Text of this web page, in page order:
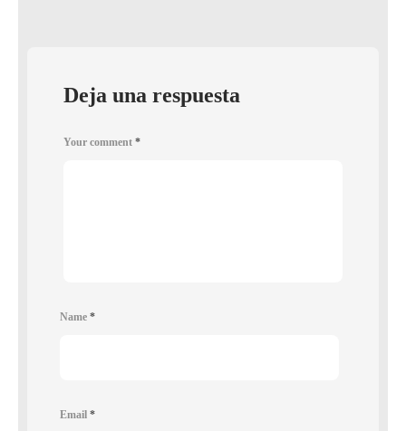
Deja una respuesta
Your comment *
Name *
Email *